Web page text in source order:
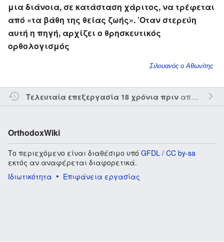
μια διάνοια, σε κατάσταση χάριτος, να τρέφεται
από «τα βάθη της θείας ζωής». ’Οταν στερεύη
αυτή η πηγή, αρχίζει ο θρησκευτικός
ορθολογισμός
Σιλουανός ο Αθωνίτης
Τελευταία επεξεργασία 18 χρόνια πριναπό τον την
OrthodoxWiki
Το περιεχόμενο είναι διαθέσιμο υπό GFDL / CC by-sa
εκτός αν αναφέρεται διαφορετικά.
Ιδιωτικότητα
Επιφάνεια εργασίας